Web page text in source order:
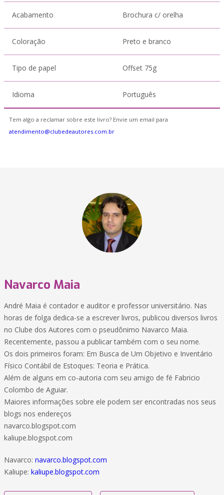
Acabamento Brochura c/ orelha
Coloração Preto e branco
Tipo de papel Offset 75g
Idioma Português
Tem algo a reclamar sobre este livro? Envie um email para
atendimento@clubedeautores.com.br
Navarco Maia
André Maia é contador e auditor e professor universitário. Nas
horas de folga dedica-se a escrever livros, publicou diversos livros
no Clube dos Autores com o pseudônimo Navarco Maia.
Recentemente, passou a publicar também com o seu nome.
Os dois primeiros foram: Em Busca de Um Objetivo e Inventário
Físico Contábil de Estoques: Teoria e Prática.
Além de alguns em co-autoria com seu amigo de fé Fabricio
Colombo de Aguiar.
Maiores informações sobre ele podem ser encontradas nos seus
blogs nos endereços
navarco.blogspot.com
kaliupe.blogspot.com
Navarco: navarco.blogspot.com
Kaliupe: kaliupe.blogspot.com